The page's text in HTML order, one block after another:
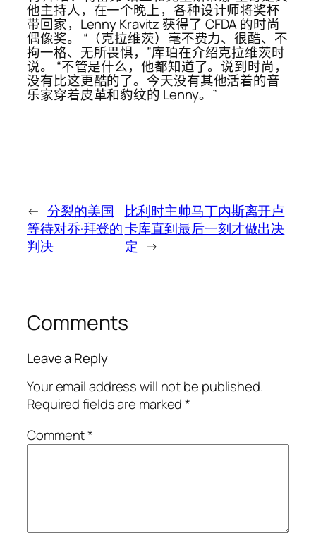
他主持人，在一个晚上，各种设计师将奖杯
带回家，Lenny Kravitz 获得了 CFDA 的时尚
偶像奖。 “（克拉维茨）毫不费力、很酷、不
拘一格、无所畏惧，”库珀在介绍克拉维茨时
说。 “不管是什么，他都知道了。说到时尚，
没有比这更酷的了。今天没有其他活着的音
乐家穿着皮革和豹纹的 Lenny。”
← 分裂的美国
等待对乔·拜登的
判决
比利时主帅马丁内斯离开卢
卡库直到最后一刻才做出决
定 →
Comments
Leave a Reply
Your email address will not be published.
Required fields are marked*
Comment*